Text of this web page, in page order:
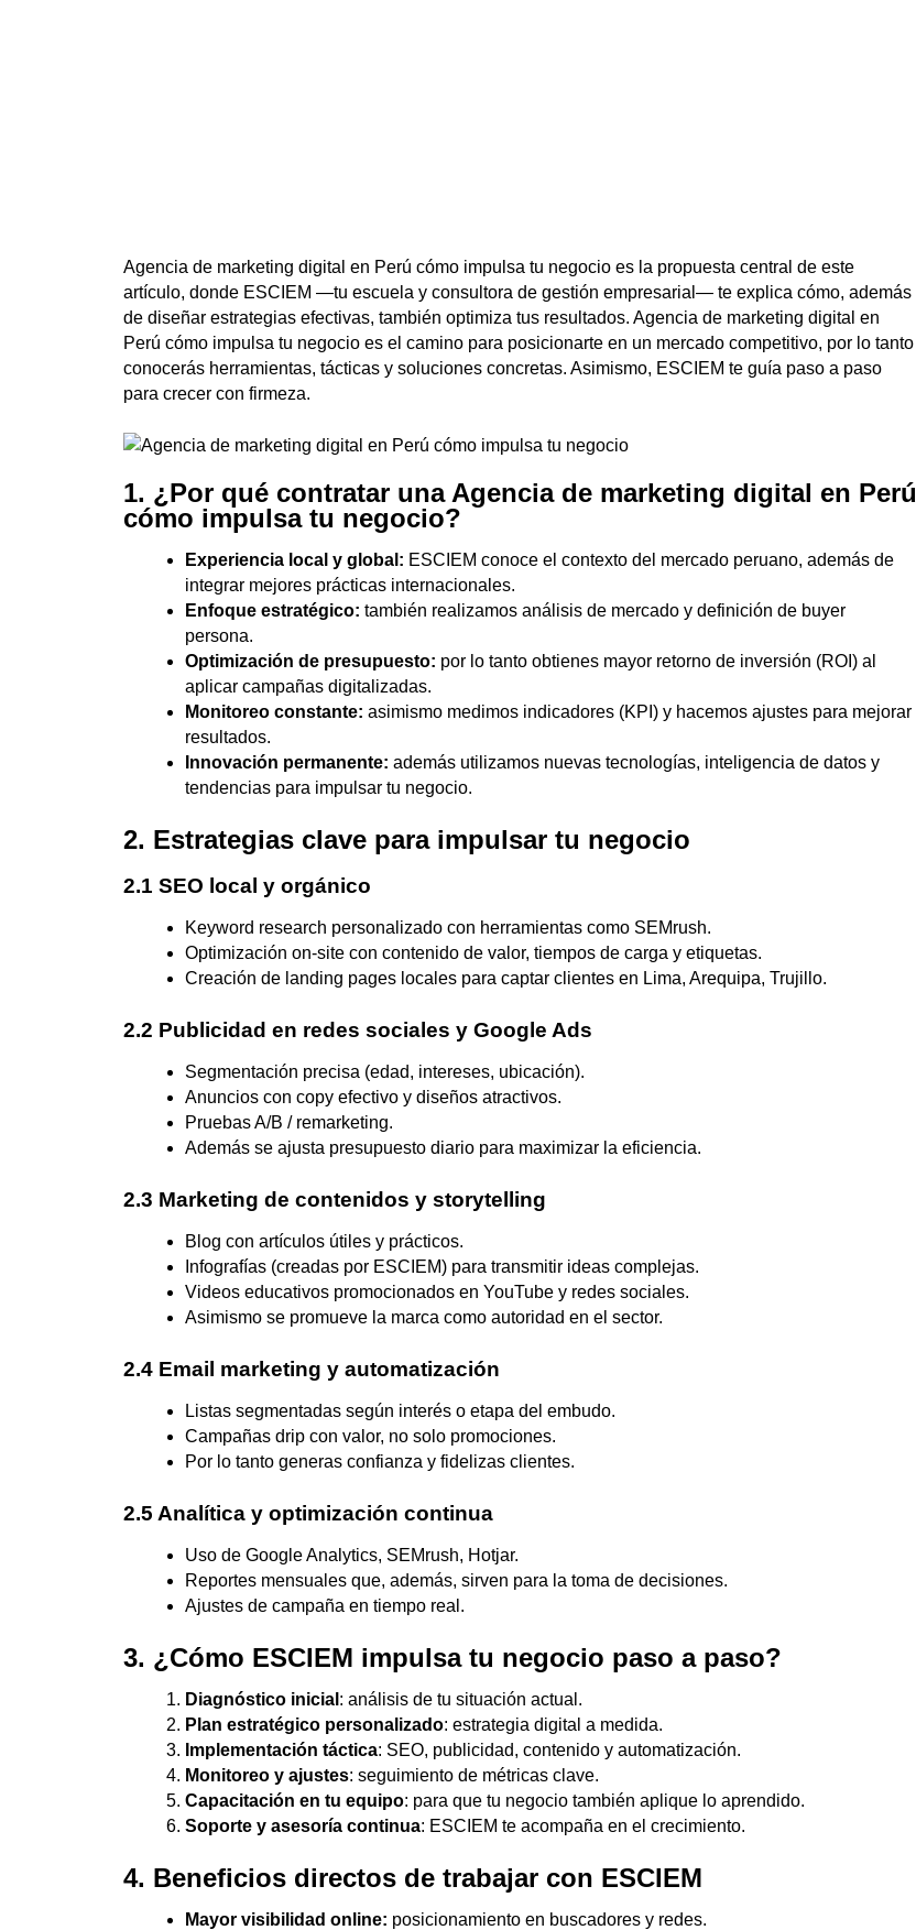
Agencia de marketing digital en Perú cómo impulsa tu negocio es la propuesta central de este
artículo, donde ESCIEM —tu escuela y consultora de gestión empresarial— te explica cómo, además
de diseñar estrategias efectivas, también optimiza tus resultados. Agencia de marketing digital en
Perú cómo impulsa tu negocio es el camino para posicionarte en un mercado competitivo, por lo tanto
conocerás herramientas, tácticas y soluciones concretas. Asimismo, ESCIEM te guía paso a paso
para crecer con firmeza.
1. ¿Por qué contratar una Agencia de marketing digital en Perú
cómo impulsa tu negocio?
Experiencia local y global: ESCIEM conoce el contexto del mercado peruano, además de
integrar mejores prácticas internacionales.
Enfoque estratégico: también realizamos análisis de mercado y definición de buyer
persona.
Optimización de presupuesto: por lo tanto obtienes mayor retorno de inversión (ROI) al
aplicar campañas digitalizadas.
Monitoreo constante: asimismo medimos indicadores (KPI) y hacemos ajustes para mejorar
resultados.
Innovación permanente: además utilizamos nuevas tecnologías, inteligencia de datos y
tendencias para impulsar tu negocio.
2. Estrategias clave para impulsar tu negocio
2.1 SEO local y orgánico
Keyword research personalizado con herramientas como SEMrush.
Optimización on‑site con contenido de valor, tiempos de carga y etiquetas.
Creación de landing pages locales para captar clientes en Lima, Arequipa, Trujillo.
2.2 Publicidad en redes sociales y Google Ads
Segmentación precisa (edad, intereses, ubicación).
Anuncios con copy efectivo y diseños atractivos.
Pruebas A/B / remarketing.
Además se ajusta presupuesto diario para maximizar la eficiencia.
2.3 Marketing de contenidos y storytelling
Blog con artículos útiles y prácticos.
Infografías (creadas por ESCIEM) para transmitir ideas complejas.
Videos educativos promocionados en YouTube y redes sociales.
Asimismo se promueve la marca como autoridad en el sector.
2.4 Email marketing y automatización
Listas segmentadas según interés o etapa del embudo.
Campañas drip con valor, no solo promociones.
Por lo tanto generas confianza y fidelizas clientes.
2.5 Analítica y optimización continua
Uso de Google Analytics, SEMrush, Hotjar.
Reportes mensuales que, además, sirven para la toma de decisiones.
Ajustes de campaña en tiempo real.
3. ¿Cómo ESCIEM impulsa tu negocio paso a paso?
Diagnóstico inicial : análisis de tu situación actual.
Plan estratégico personalizado: estrategia digital a medida.
Implementación táctica: SEO, publicidad, contenido y automatización.
Monitoreo y ajustes: seguimiento de métricas clave.
Capacitación en tu equipo: para que tu negocio también aplique lo aprendido.
Soporte y asesoría continua: ESCIEM te acompaña en el crecimiento.
4. Beneficios directos de trabajar con ESCIEM
Mayor visibilidad online: posicionamiento en buscadores y redes.